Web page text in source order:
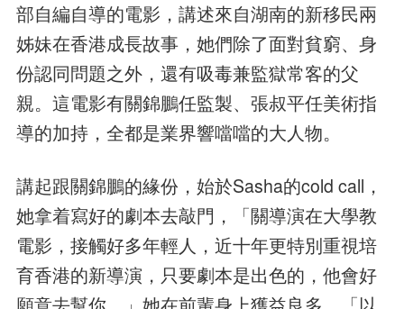
部自編自導的電影，講述來自湖南的新移民兩
姊妹在香港成長故事，她們除了面對貧窮、身
份認同問題之外，還有吸毒兼監獄常客的父
親。這電影有關錦鵬任監製、張叔平任美術指
導的加持，全都是業界響噹噹的大人物。
講起跟關錦鵬的緣份，始於Sasha的cold call，
她拿着寫好的劇本去敲門，「關導演在大學教
電影，接觸好多年輕人，近十年更特別重視培
育香港的新導演，只要劇本是出色的，他會好